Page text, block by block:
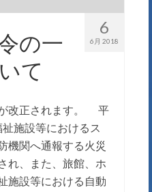
6
6月 2018
の一
て
改正されます。 平
施設等におけるス
機関へ通報する火災
れ、また、旅館、ホ
施設等における自動